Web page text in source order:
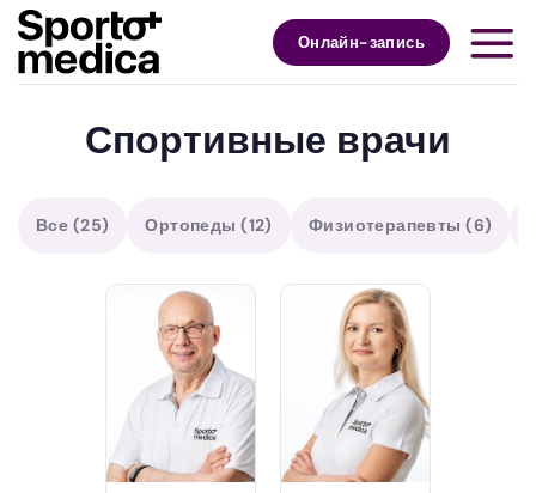
Skip
content
Онлайн-запись
Спортивные врачи
Все (25) Ортопеды(12) Физиотерапевты(6)